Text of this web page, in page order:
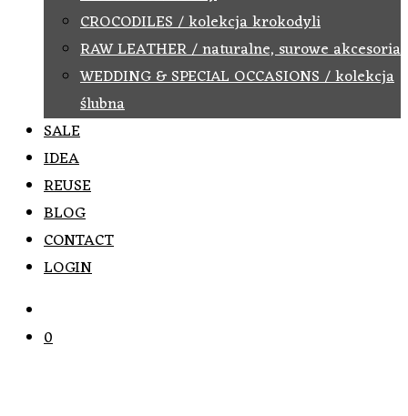
CROCODILES / kolekcja krokodyli
RAW LEATHER / naturalne, surowe akcesoria
WEDDING & SPECIAL OCCASIONS / kolekcja
ślubna
SALE
IDEA
REUSE
BLOG
CONTACT
LOGIN
0